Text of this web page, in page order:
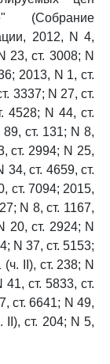
(Собрание
2012, N 4,
23, ст. 3008; N
2013, N 1, ст.
3337; N 27, ст.
4528; N 44, ст.
ст. 131; N 8,
ст. 2994; N 25,
34, ст. 4659, ст.
ст. 7094; 2015,
N 8, ст. 1167,
20, ст. 2924; N
N 37, ст. 5153;
II), ст. 238; N
41, ст. 5833, ст.
ст. 6641; N 49,
II), ст. 204; N 5,